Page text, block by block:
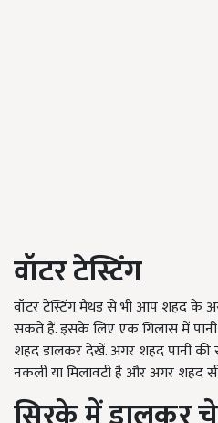
वॉटर टेस्टिंग
वॉटर टेस्टिंग मैथड से भी आप शहद के
सकते हैं. इसके लिए एक गिलास में
शहद डालकर देखें. अगर शहद पानी
नकली या मिलावटी है और अगर शहद